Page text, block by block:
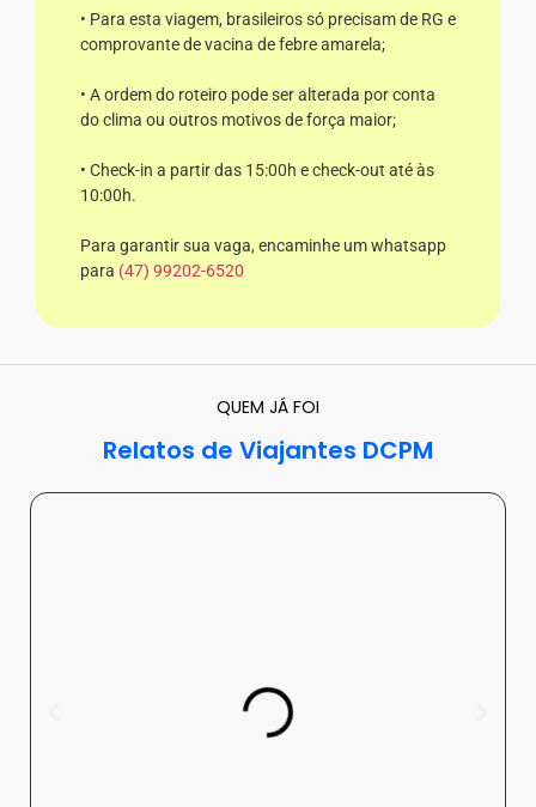
• Para esta viagem, brasileiros só precisam de RG e
comprovante de vacina de febre amarela;
• A ordem do roteiro pode ser alterada por conta
do clima ou outros motivos de força maior;
• Check-in a partir das 15:00h e check-out até às
10:00h.
Para garantir sua vaga, encaminhe um whatsapp
para (47) 99202-6520
QUEM JÁ FOI
Relatos de Viajantes DCPM